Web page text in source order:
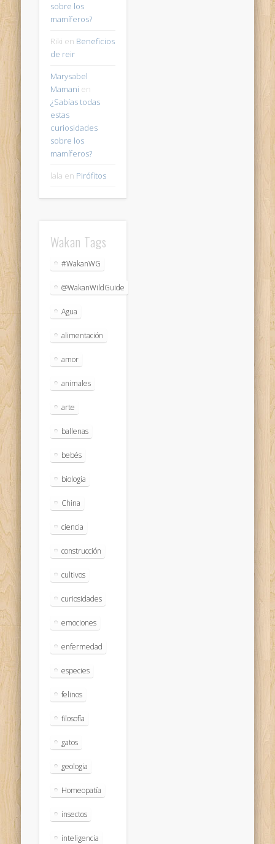
sobre los
mamíferos?
Riki en Beneficios
de reir
Marysabel
Mamani en
¿Sabías todas
estas
curiosidades
sobre los
mamíferos?
lala en Pirófitos
Wakan Tags
#WakanWG
@WakanWildGuide
Agua
alimentación
amor
animales
arte
ballenas
bebés
biologia
China
ciencia
construcción
cultivos
curiosidades
emociones
enfermedad
especies
felinos
filosofía
gatos
geologia
Homeopatía
insectos
inteligencia